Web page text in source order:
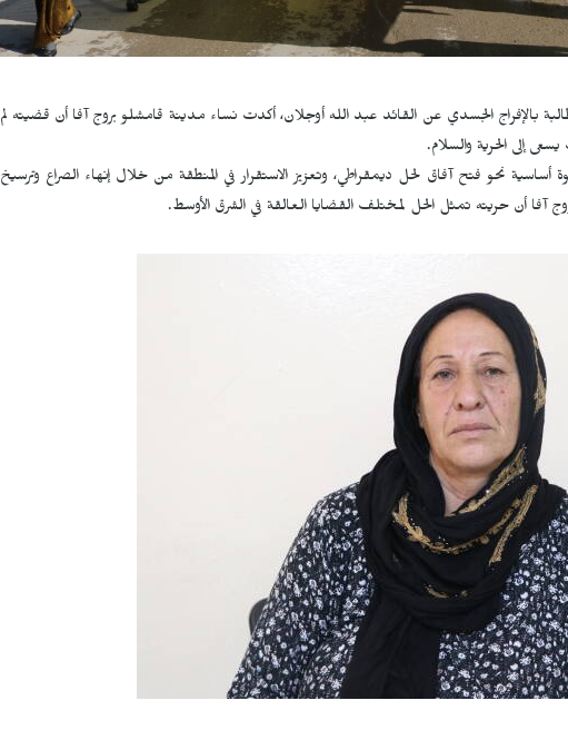
بالإفراج الجسدي عن القائد عبد الله أوجلان، أكدت نساء مدينة قامشلو بروج آفا أن قضيته لم
إلى الحرية والسلام.
نحو فتح آفاق لحل ديمقراطي، وتعزيز الاستقرار في المنطقة من خلال إنهاء الصراع وترسيخ
أن حريته تمثل الحل لمختلف القضايا العالقة في الشرق الأوسط.